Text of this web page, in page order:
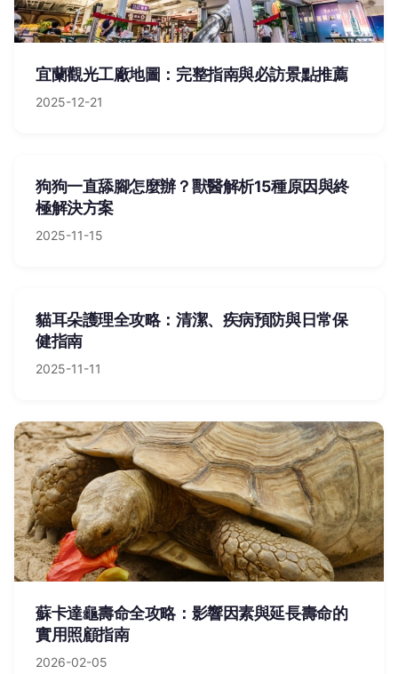
宜蘭觀光工廠地圖：完整指南與必訪景點推薦
2025-12-21
狗狗一直舔腳怎麼辦？獸醫解析15種原因與終
極解決方案
2025-11-15
貓耳朵護理全攻略：清潔、疾病預防與日常保
健指南
2025-11-11
蘇卡達龜壽命全攻略：影響因素與延長壽命的
實用照顧指南
2026-02-05